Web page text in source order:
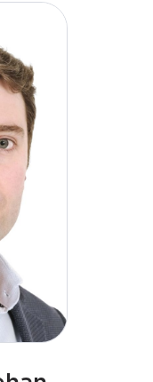
firmy
transformację
przywództwo i
nadal
firmy. Declan
tytuł magistra
(MBA).